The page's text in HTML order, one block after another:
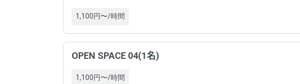
1,100円〜/時間
OPEN SPACE 04(1名)
1,100円〜/時間
キャンセルについて